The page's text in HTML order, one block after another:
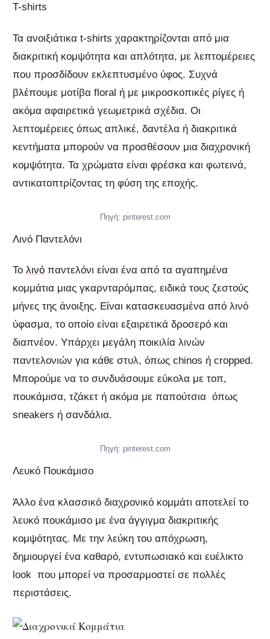
T-shirts
Τα ανοιξιάτικα t-shirts χαρακτηρίζονται από μια
διακριτική κομψότητα και απλότητα, με λεπτομέρειες
που προσδίδουν εκλεπτυσμένο ύφος. Συχνά
βλέπουμε μοτίβα floral ή με μικροσκοπικές ρίγες ή
ακόμα αφαιρετικά γεωμετρικά σχέδια. Οι
λεπτομέρειες όπως απλικέ, δαντέλα ή διακριτικά
κεντήματα μπορούν να προσθέσουν μια διαχρονική
κομψότητα. Τα χρώματα είναι φρέσκα και φωτεινά,
αντικατοπτρίζοντας τη φύση της εποχής.
Πηγή: pinterest.com
Λινό Παντελόνι
Το λινό παντελόνι είναι ένα από τα αγαπημένα
κομμάτια μιας γκαρνταρόμπας, ειδικά τους ζεστούς
μήνες της άνοιξης. Είναι κατασκευασμένα από λινό
ύφασμα, το οποίο είναι εξαιρετικά δροσερό και
διαπνέον. Υπάρχει μεγάλη ποικιλία λινών
παντελονιών για κάθε στυλ, όπως chinos ή cropped.
Μπορούμε να το συνδυάσουμε εύκολα με τοπ,
πουκάμισα, τζάκετ ή ακόμα με παπούτσια όπως
sneakers ή σανδάλια.
Πηγή: pinterest.com
Λευκό Πουκάμισο
Άλλο ένα κλασσικό διαχρονικό κομμάτι αποτελεί το
λευκό πουκάμισο με ένα άγγιγμα διακριτικής
κομψότητας. Με την λεύκη του απόχρωση,
δημιουργεί ένα καθαρό, εντυπωσιακό και ευέλικτο
look που μπορεί να προσαρμοστεί σε πολλές
περιστάσεις.